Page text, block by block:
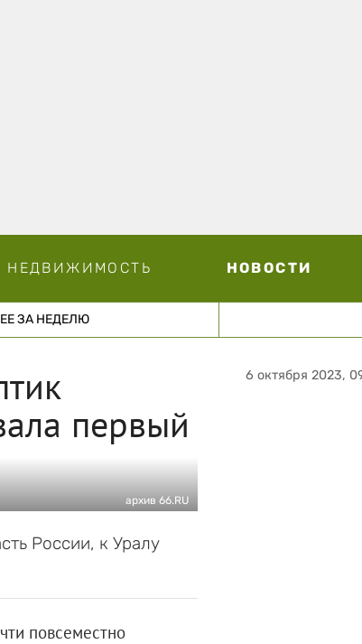
НЕДВИЖИМОСТЬ НОВОСТИ
ЗА НЕДЕЛЮ
первый
архив 66.RU
России, к Уралу
повсеместно
6 октября 2023,